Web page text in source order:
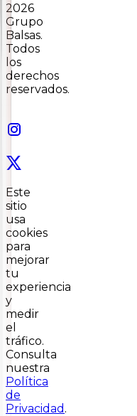
2026
Grupo
Balsas.
Todos
los
derechos
reservados.
Este
sitio
usa
cookies
para
mejorar
tu
experiencia
y
medir
el
tráfico.
Consulta
nuestra
Política
de
Privacidad .